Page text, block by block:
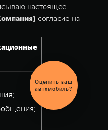
настоящее
согласие на